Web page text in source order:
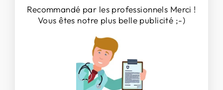
Recommandé par les professionnels Merci !
Vous êtes notre plus belle publicité ;-)